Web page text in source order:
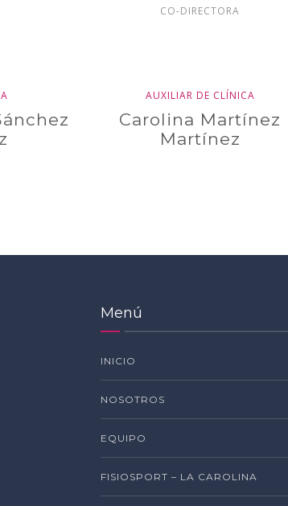
CO-DIRECTORA
AUXILIAR DE CLÍNICA
Carolina Martínez
Martínez
Menú
INICIO
NOSOTROS
EQUIPO
FISIOSPORT – LA CAROLINA